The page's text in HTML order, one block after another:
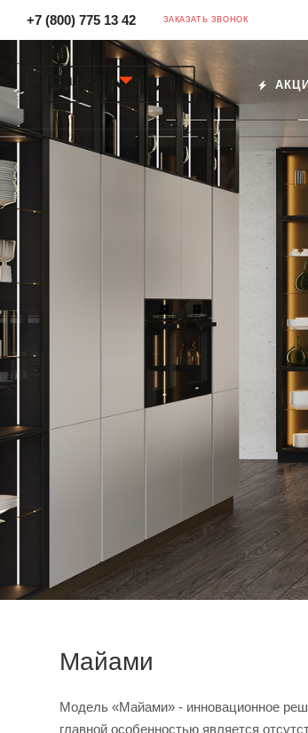
+7 (800) 775 13 42 ЗАКАЗАТЬ ЗВОНОК
Майами
Модель «Майами» - инновационное
главной особенностью является